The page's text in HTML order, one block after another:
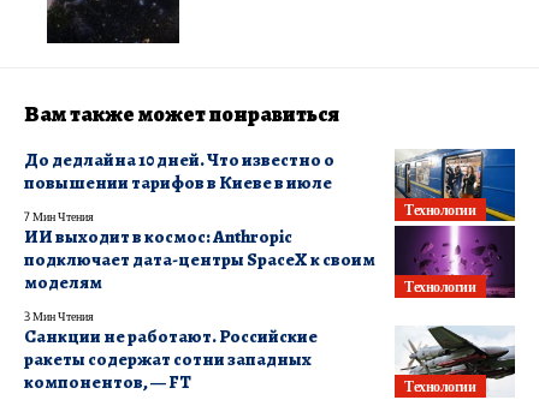
Вам также может понравиться
Технологии
До дедлайна 10 дней. Что известно о
повышении тарифов в Киеве в июле
7 Мин Чтения
Технологии
ИИ выходит в космос: Anthropic
подключает дата-центры SpaceX к своим
моделям
3 Мин Чтения
Технологии
Санкции не работают. Российские
ракеты содержат сотни западных
компонентов, — FT